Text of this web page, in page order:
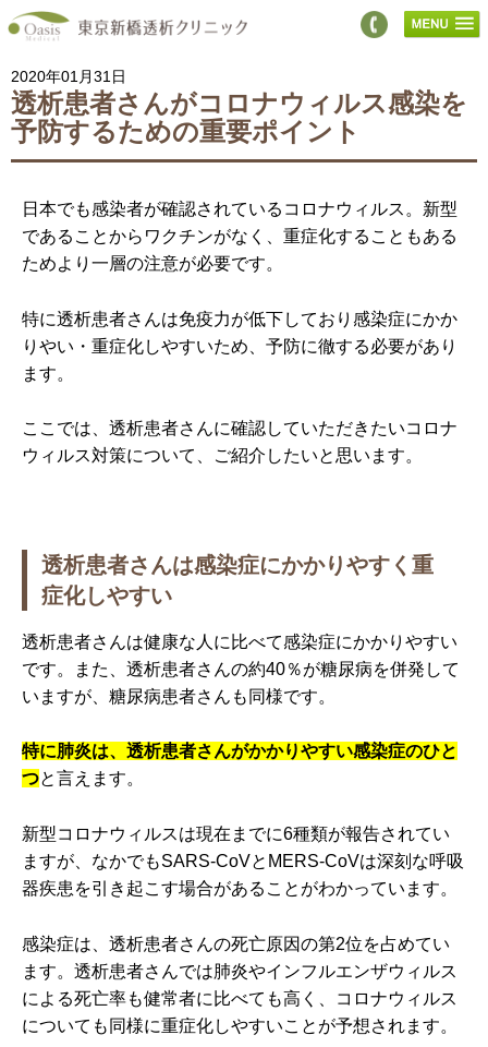
2020年01月31日
透析患者さんがコロナウィルス感染を
予防するための重要ポイント
日本でも感染者が確認されているコロナウィルス。新型
であることからワクチンがなく、重症化することもある
ためより一層の注意が必要です。
特に透析患者さんは免疫力が低下しており感染症にかか
りやい・重症化しやすいため、予防に徹する必要があり
ます。
ここでは、透析患者さんに確認していただきたいコロナ
ウィルス対策について、ご紹介したいと思います。
透析患者さんは感染症にかかりやすく重
症化しやすい
透析患者さんは健康な人に比べて感染症にかかりやすい
です。また、透析患者さんの約40％が糖尿病を併発して
いますが、糖尿病患者さんも同様です。
特に肺炎は、透析患者さんがかかりやすい感染症のひと
つと言えます。
新型コロナウィルスは現在までに6種類が報告されてい
ますが、なかでもSARS-CoVとMERS-CoVは深刻な呼吸
器疾患を引き起こす場合があることがわかっています。
感染症は、透析患者さんの死亡原因の第2位を占めてい
ます。透析患者さんでは肺炎やインフルエンザウィルス
による死亡率も健常者に比べても高く、コロナウィルス
についても同様に重症化しやすいことが予想されます。